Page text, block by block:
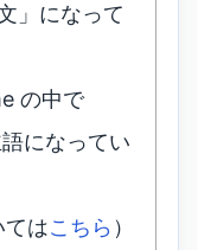
」になって
の中で
になってい
てはこちら ）